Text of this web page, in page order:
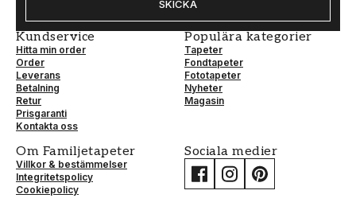
SKICKA
Kundservice
Hitta min order
Order
Leverans
Betalning
Retur
Prisgaranti
Kontakta oss
Populära kategorier
Tapeter
Fondtapeter
Fototapeter
Nyheter
Magasin
Om Familjetapeter
Villkor & bestämmelser
Integritetspolicy
Cookiepolicy
Sociala medier